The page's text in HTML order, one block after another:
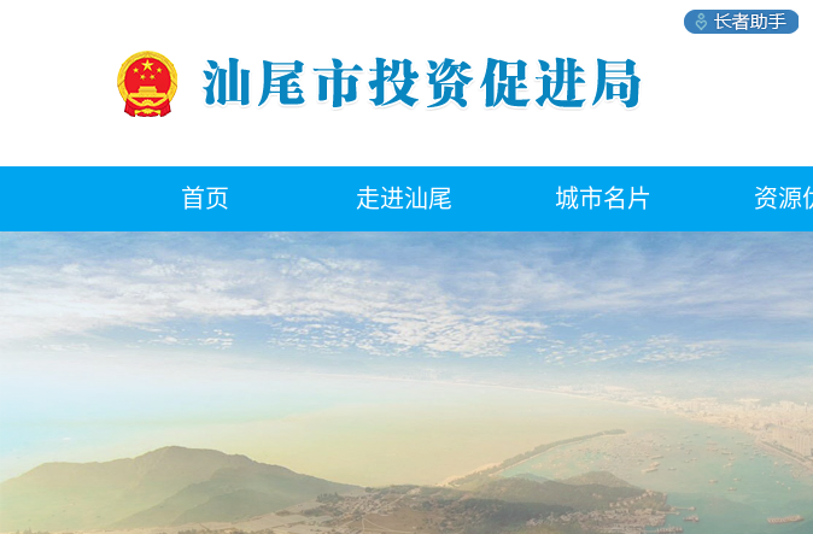
首页 走进汕尾 城市名片 资源